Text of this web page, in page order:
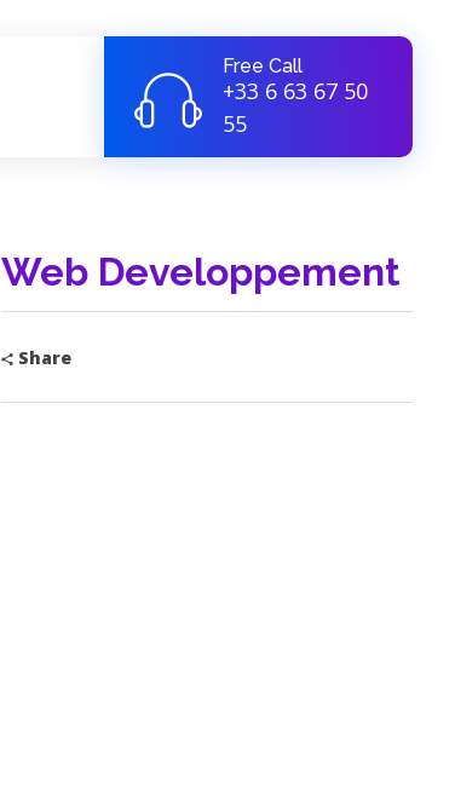
Free Call
+33 6 63 67 50
55
Web Developpement
Share